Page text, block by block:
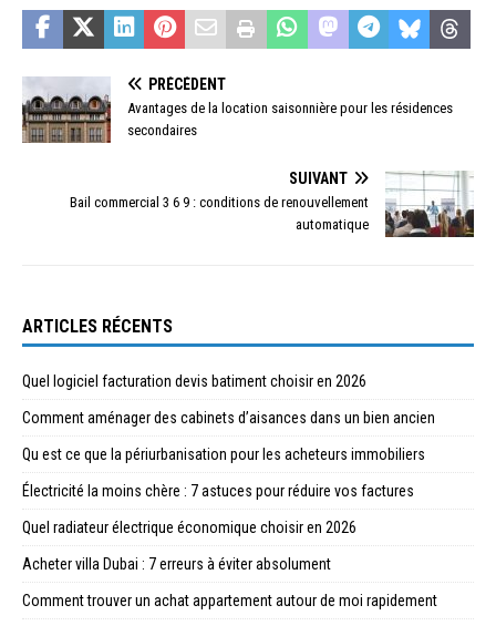
PRÉCÉDENT
Avantages de la location saisonnière pour les résidences
secondaires
SUIVANT
Bail commercial 3 6 9 : conditions de renouvellement
automatique
ARTICLES RÉCENTS
Quel logiciel facturation devis batiment choisir en 2026
Comment aménager des cabinets d’aisances dans un bien ancien
Qu est ce que la périurbanisation pour les acheteurs immobiliers
Électricité la moins chère : 7 astuces pour réduire vos factures
Quel radiateur électrique économique choisir en 2026
Acheter villa Dubai : 7 erreurs à éviter absolument
Comment trouver un achat appartement autour de moi rapidement